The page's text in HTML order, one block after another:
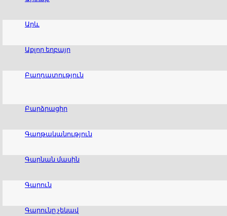
Արև
Աքլոր եղբայր
Բաղդատություն
Բարձրացիր
Գաղթականություն
Գարնան մասին
Գարուն
Գարունը չեկավ